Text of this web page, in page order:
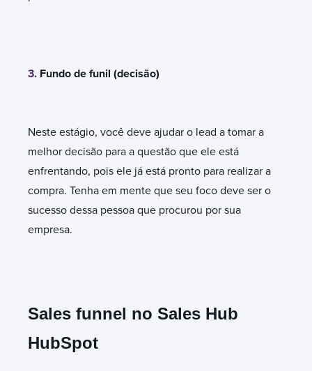
3. Fundo de funil (decisão)
Neste estágio, você deve ajudar o lead a tomar a
melhor decisão para a questão que ele está
enfrentando, pois ele já está pronto para realizar a
compra. Tenha em mente que seu foco deve ser o
sucesso dessa pessoa que procurou por sua
empresa.
Sales funnel no Sales Hub
HubSpot